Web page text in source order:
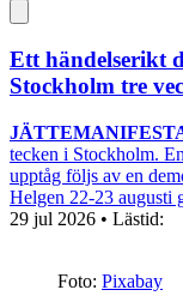
Ett händelserikt
Stockholm tre
tecken i Stockholm.
upptåg följs av en
Helgen 22-23 augusti
29 jul 2026 • Lästid:
Foto: Pixabay